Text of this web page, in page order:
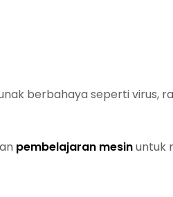
berbahaya seperti virus,
pembelajaran mesinuntuk